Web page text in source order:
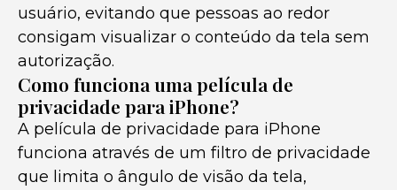
usuário, evitando que pessoas ao redor
consigam visualizar o conteúdo da tela sem
autorização.
Como funciona uma película de
privacidade para iPhone?
A película de privacidade para iPhone
funciona através de um filtro de privacidade
que limita o ângulo de visão da tela,